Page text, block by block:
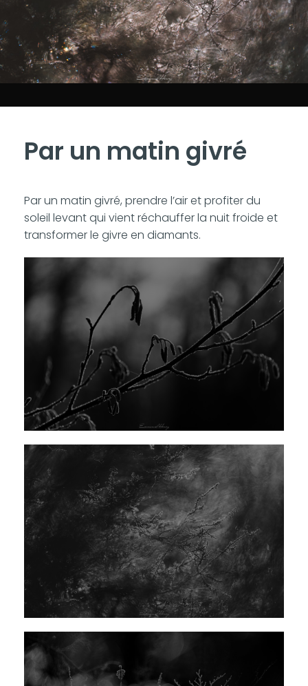
Par un matin givré
Par un matin givré, prendre l’air et profiter du
soleil levant qui vient réchauffer la nuit froide et
transformer le givre en diamants.